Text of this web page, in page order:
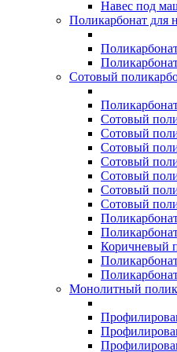
Навес под
Поликарбонат для
Сотовый
Сотовый
Сотовый
Сотовый
Сотовый
Сотовый
Сотовый
Сотовый
Коричневый
Монолитный